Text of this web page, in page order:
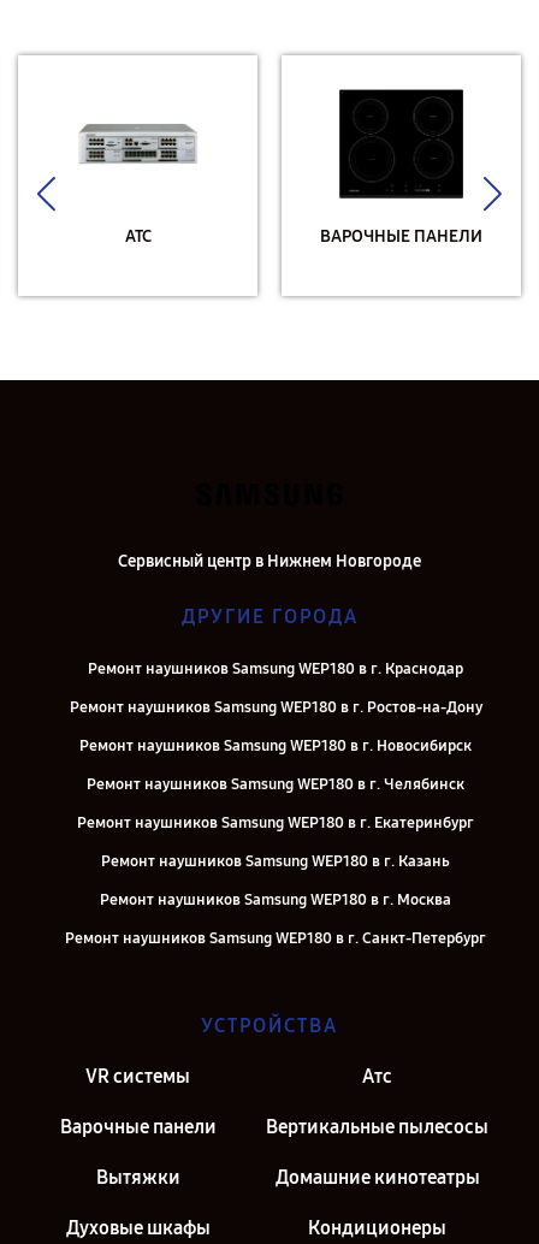
АТС ВАРОЧНЫЕ ПАНЕЛИ
Сервисный центр в Нижнем Новгороде
ДРУГИЕ ГОРОДА
Ремонт наушников Samsung WEP180 в г. Краснодар
Ремонт наушников Samsung WEP180 в г. Ростов-на-Дону
Ремонт наушников Samsung WEP180 в г. Новосибирск
Ремонт наушников Samsung WEP180 в г. Челябинск
Ремонт наушников Samsung WEP180 в г. Екатеринбург
Ремонт наушников Samsung WEP180 в г. Казань
Ремонт наушников Samsung WEP180 в г. Москва
Ремонт наушников Samsung WEP180 в г. Санкт-Петербург
УСТРОЙСТВА
VR системы Атс
Варочные панели Вертикальные пылесосы
Вытяжки Домашние кинотеатры
Духовые шкафы Кондиционеры